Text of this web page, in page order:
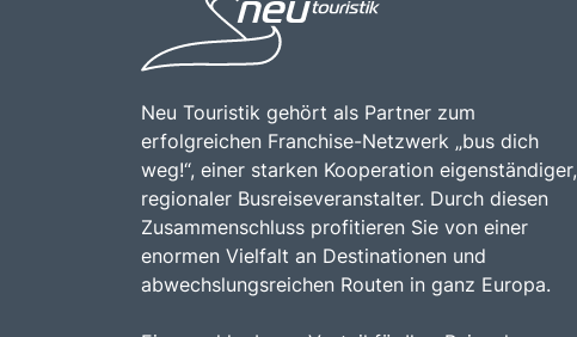
Neu Touristik gehört als Partner zum
erfolgreichen Franchise-Netzwerk „bus dich
weg!“, einer starken Kooperation eigenständiger,
regionaler Busreiseveranstalter. Durch diesen
Zusammenschluss profitieren Sie von einer
enormen Vielfalt an Destinationen und
abwechslungsreichen Routen in ganz Europa.